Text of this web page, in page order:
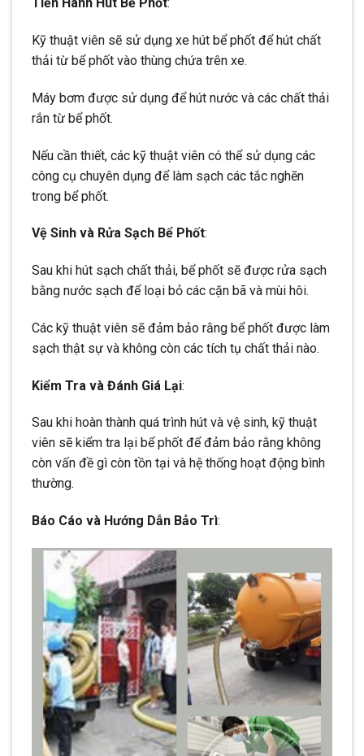
Kỹ thuật viên sẽ sử dụng xe hút bể phốt để hút chất
thải từ bể phốt vào thùng chứa trên xe.
Máy bơm được sử dụng để hút nước và các chất thải
rắn từ bể phốt.
Nếu cần thiết, các kỹ thuật viên có thể sử dụng các
công cụ chuyên dụng để làm sạch các tắc nghẽn
trong bể phốt.
Vệ Sinh và Rửa Sạch Bể Phốt:
Sau khi hút sạch chất thải, bể phốt sẽ được rửa sạch
bằng nước sạch để loại bỏ các cặn bã và mùi hôi.
Các kỹ thuật viên sẽ đảm bảo rằng bể phốt được làm
sạch thật sự và không còn các tích tụ chất thải nào.
Kiểm Tra và Đánh Giá Lại:
Sau khi hoàn thành quá trình hút và vệ sinh, kỹ thuật
viên sẽ kiểm tra lại bể phốt để đảm bảo rằng không
còn vấn đề gì còn tồn tại và hệ thống hoạt động bình
thường.
Báo Cáo và Hướng Dẫn Bảo Trì: